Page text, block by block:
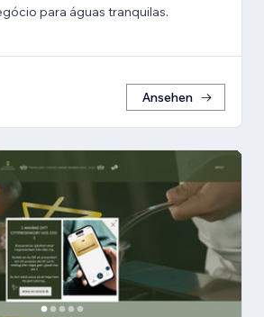
para águas tranquilas.
Ansehen